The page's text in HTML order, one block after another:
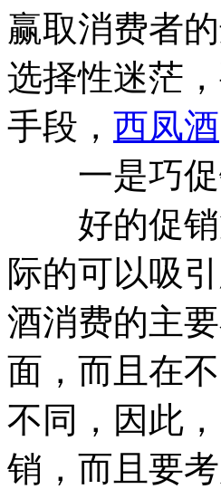
赢取消费者
选择性迷茫
手段， 西凤酒
一是巧促
好的促销
际的可以吸
酒消费的主
面，而且在
不同，因此
销，而且要